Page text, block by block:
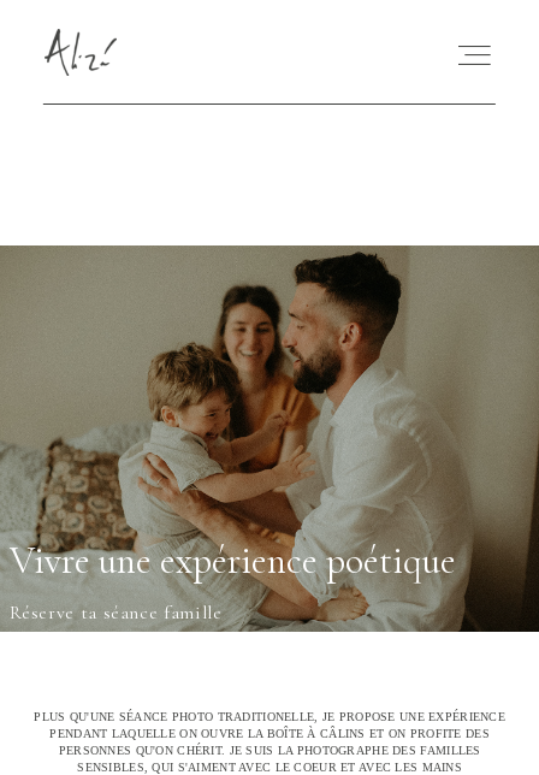
PORTFOLIO
RÉSERVER
Vivre une expérience poétique
Réserve ta séance famille
PLUS QU'UNE SÉANCE PHOTO TRADITIONELLE, JE PROPOSE UNE EXPÉRIENCE
PENDANT LAQUELLE ON OUVRE LA BOÎTE À CÂLINS ET ON PROFITE DES
PERSONNES QU'ON CHÉRIT. JE SUIS LA PHOTOGRAPHE DES FAMILLES
SENSIBLES, QUI S'AIMENT AVEC LE COEUR ET AVEC LES MAINS